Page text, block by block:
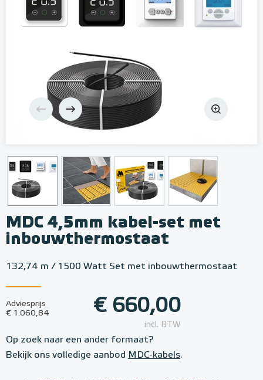
MDC 4,5mm kabel-set met
inbouwthermostaat
132,74 m / 1500 Watt Set met inbouwthermostaat
Adviesprijs
€ 1.060,84
€ 660,00
incl. BTW
Op zoek naar een ander formaat?
Bekijk ons volledige aanbod MDC-kabels.